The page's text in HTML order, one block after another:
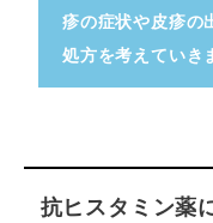
疹の症状や皮疹の
処方を考えていき
抗ヒスタミン薬